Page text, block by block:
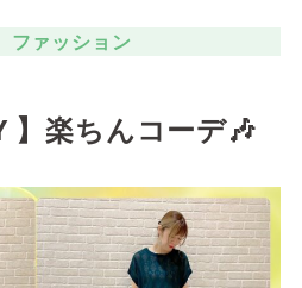
検索
求人情報
サイトマップ
~ 20:00
floor
~ 20:00
異なります。
ファッション
】楽ちんコーデ🎶